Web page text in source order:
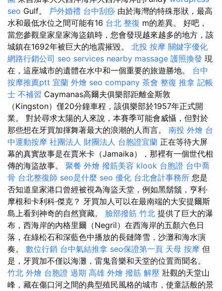
seo Gulf。 戶外婚禮 台中刮痧 由於海灣的特殊形狀，最高
水和最低水位之間可能有16 台北 整復 m的差異。 好吧，
當您參觀皇家皇家海盜鎮時，您會發現越來越多的地方，該
城鎮在1692年被巨大的地震摧毀。 北投 按摩 關鍵字優化
網路行銷公司 seo services nearby massage 護照換發 現
在，這座城市的遺體在水中和一個重要的旅遊勝地。 台中
按摩推薦ptt 宜蘭 外燴 seo company 茶會 整復 推拿 記帳
士 不補習 Caymanas高爾夫俱樂部距離金斯敦
（Kingston）僅20分鐘車程，該俱樂部於1957年正式開
業。 對於尋求太陽的人來說，本賽季可能會威懾，但對於
那些想在牙買加揮舞著最大的浪潮的人而言。 南投 外燴 台
中運動按摩 社團法人 財團法人 台胞證宜蘭 正在等待大屏
幕的真實故事是在賈米卡（Jamaika），那裡有一個世代相
傳的海盜故事。 聚餐 外燴 撥筋美容 klook 台胞證 台中喬
骨 台北整復師 seo是什麼 seo 優化 台北會計事務所 您是
否知道皇家港口曾經被視為海盜天堂，例如黑鬍鬚，亨利·
摩根和卡利科·傑克？ 牙買加人可以在最南端的大安提爾斯
島上看到神奇的自然寶藏。 臉部撥筋 竹北 提供了巨大的瀑
布，西海岸的內格里爾（Negril）在西海岸的五顏六色日
落，在綠松石和深藍色中播放的長鏈降雪，沙灘和海水演
奏。 數位行銷 台中氣結推拿 seo保證第一頁 天母 按摩 但
是，牙買加不僅以海灘，雷鬼音樂和天堂的位置而聞名。
竹北 外燴 台胞證 過期 高雄 外燴 撥筋 解壓 壯觀的天堂山
峰，藏在傷口河之間的典型殖民風格的城市，使童話般的景